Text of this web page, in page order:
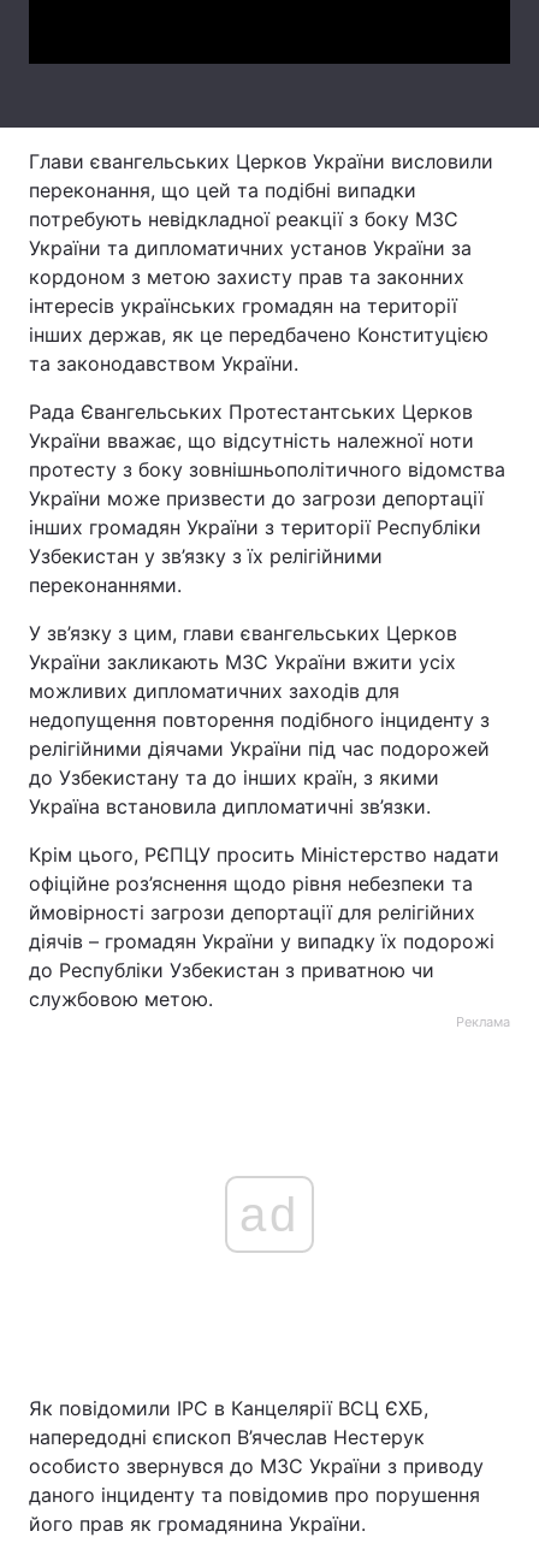
Архів Вакансії
Контакти
Тема оформлення
Глави євангельських Церков України висловили
переконання, що цей та подібні випадки
потребують невідкладної реакції з боку МЗС
України та дипломатичних установ України за
кордоном з метою захисту прав та законних
інтересів українських громадян на території
інших держав, як це передбачено Конституцією
та законодавством України.
Рада Євангельських Протестантських Церков
України вважає, що відсутність належної ноти
протесту з боку зовнішньополітичного відомства
України може призвести до загрози депортації
інших громадян України з території Республіки
Узбекистан у зв’язку з їх релігійними
переконаннями.
У зв’язку з цим, глави євангельських Церков
України закликають МЗС України вжити усіх
можливих дипломатичних заходів для
недопущення повторення подібного інциденту з
релігійними діячами України під час подорожей
до Узбекистану та до інших країн, з якими
Україна встановила дипломатичні зв’язки.
Крім цього, РЄПЦУ просить Міністерство надати
офіційне роз’яснення щодо рівня небезпеки та
ймовірності загрози депортації для релігійних
діячів – громадян України у випадку їх подорожі
до Республіки Узбекистан з приватною чи
службовою метою.
Реклама
ad
Як повідомили ІРС в Канцелярії ВСЦ ЄХБ,
напередодні єпископ В’ячеслав Нестерук
особисто звернувся до МЗС України з приводу
даного інциденту та повідомив про порушення
його прав як громадянина України.